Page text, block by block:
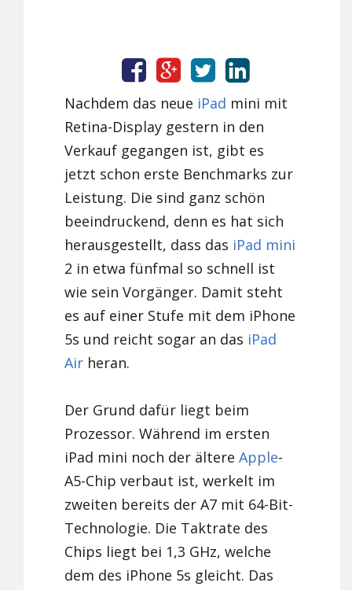
Nachdem das neue iPad mini mit
Retina-Display gestern in den
Verkauf gegangen ist, gibt es
jetzt schon erste Benchmarks zur
Leistung. Die sind ganz schön
beeindruckend, denn es hat sich
herausgestellt, dass das iPad mini
2 in etwa fünfmal so schnell ist
wie sein Vorgänger. Damit steht
es auf einer Stufe mit dem iPhone
5s und reicht sogar an das iPad
Air heran.
Der Grund dafür liegt beim
Prozessor. Während im ersten
iPad mini noch der ältereApple-
A5-Chip verbaut ist, werkelt im
zweiten bereits der A7 mit 64-Bit-
Technologie. Die Taktrate des
Chips liegt bei 1,3 GHz, welche
dem des iPhone 5s gleicht. Das